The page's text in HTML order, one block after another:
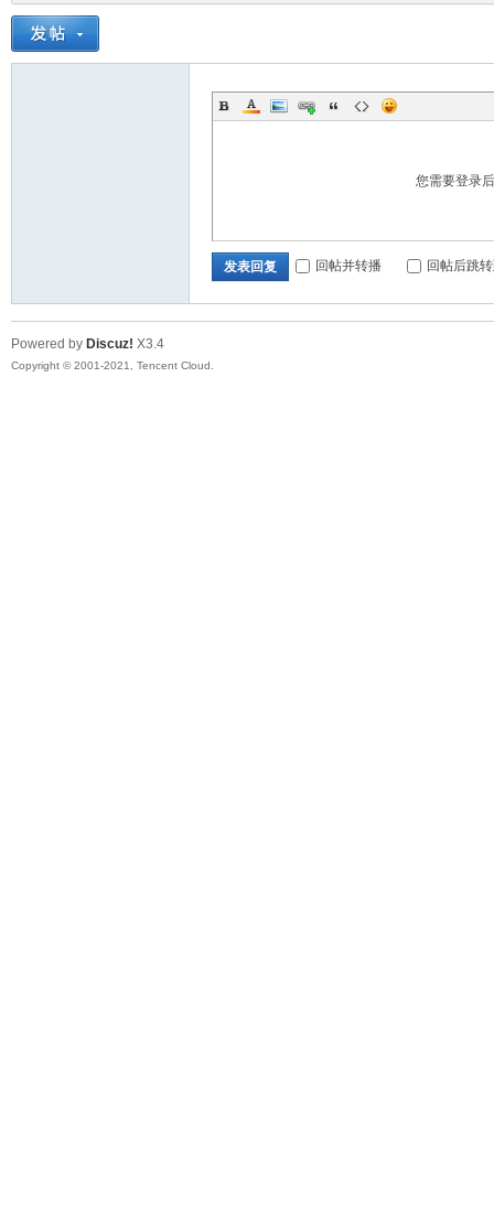
您需要登录
发表回复 回帖并转播 回帖后跳
Powered by Discuz! X3.4
Copyright © 2001-2021, Tencent Cloud.